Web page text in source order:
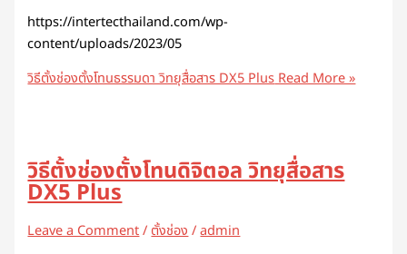
https://intertecthailand.com/wp-
content/uploads/2023/05
วิธีตั้งช่องตั้งโทนธรรมดา วิทยุสื่อสาร DX5 PlusRead More »
วิธีตั้งช่องตั้งโทนดิจิตอล วิทยุสื่อสาร
DX5 Plus
Leave a Comment/ตั้งช่อง/admin